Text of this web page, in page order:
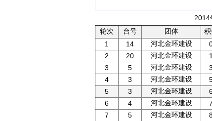
2014
轮次
台号 团体
1
14 河北金环建设
2
20 河北金环建设 1
3
5 河北金环建设 3
4
3 河北金环建设
5
3 河北金环建设
6
4 河北金环建设 7
7
5 河北金环建设